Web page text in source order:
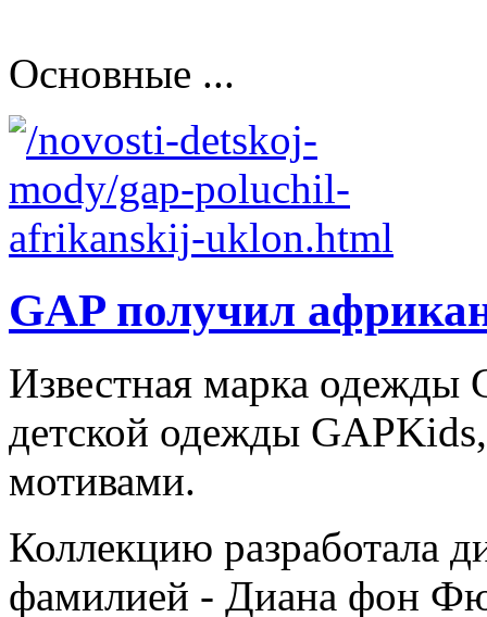
Основные ...
GAP получил
Известная марка
детской одежды
мотивами.
Коллекцию разработала
фамилией - Диана фон